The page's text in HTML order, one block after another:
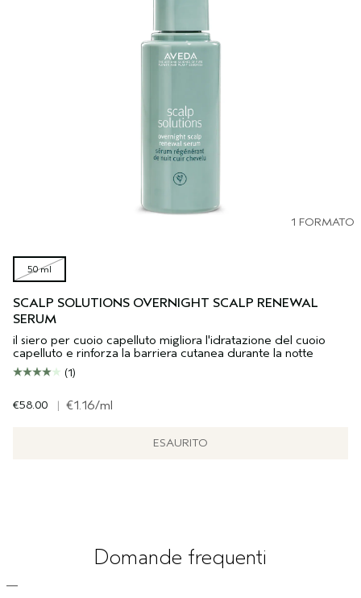
1 FORMATO
50 ml
SCALP SOLUTIONS OVERNIGHT SCALP RENEWAL
SERUM
il siero per cuoio capelluto migliora l'idratazione del cuoio
capelluto e rinforza la barriera cutanea durante la notte
(1)
€58.00 | €1.16/ml
ESAURITO
Domande frequenti